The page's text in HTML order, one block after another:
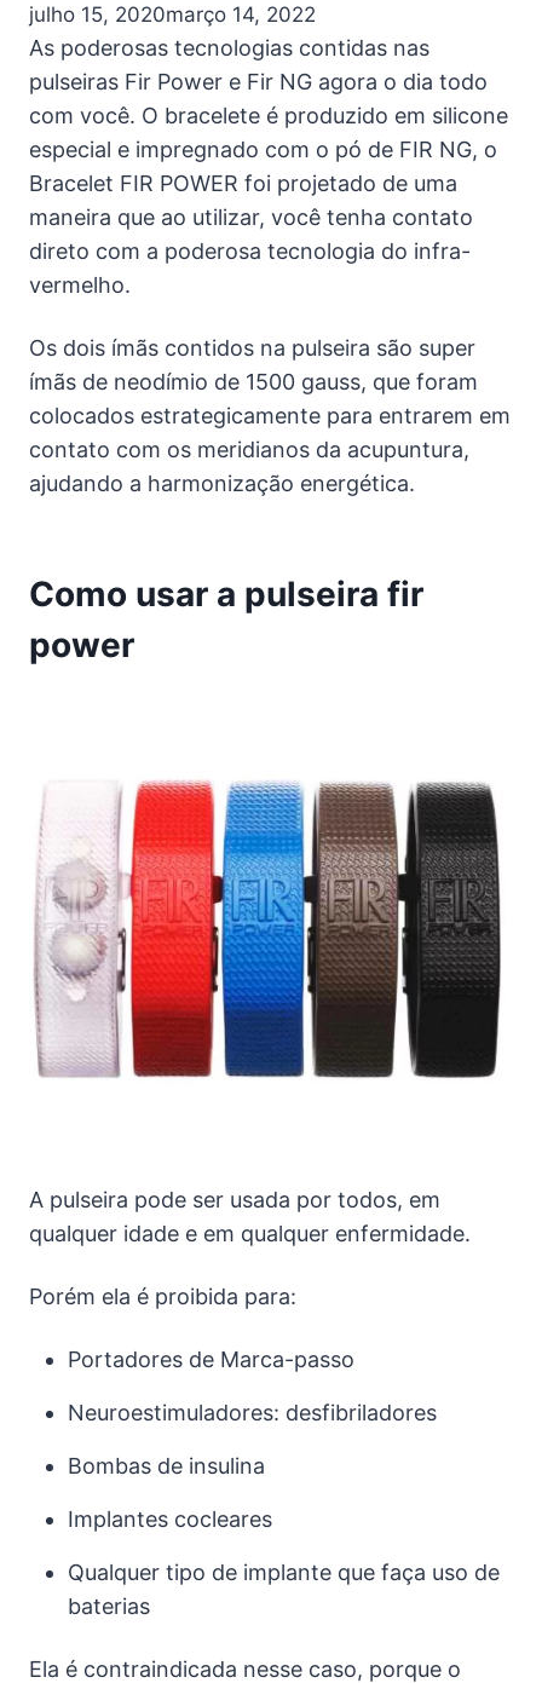
julho 15, 2020março 14, 2022
As poderosas tecnologias contidas nas
pulseiras Fir Power e Fir NG agora o dia todo
com você. O bracelete é produzido em silicone
especial e impregnado com o pó de FIR NG, o
Bracelet FIR POWER foi projetado de uma
maneira que ao utilizar, você tenha contato
direto com a poderosa tecnologia do infra-
vermelho.
Os dois ímãs contidos na pulseira são super
ímãs de neodímio de 1500 gauss, que foram
colocados estrategicamente para entrarem em
contato com os meridianos da acupuntura,
ajudando a harmonização energética.
Como usar a pulseira fir
power
A pulseira pode ser usada por todos, em
qualquer idade e em qualquer enfermidade.
Porém ela é proibida para:
Portadores de Marca-passo
Neuroestimuladores: desfibriladores
Bombas de insulina
Implantes cocleares
Qualquer tipo de implante que faça uso de
baterias
Ela é contraindicada nesse caso, porque o